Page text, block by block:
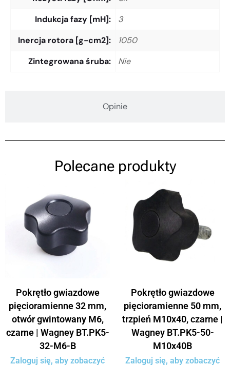
Opinie
Indukcja fazy [mH]
3
Inercja rotora [g-cm2]
1050
Zintegrowana śruba
Nie
Polecane produkty
Pokrętło gwiazdowe
pięcioramienne 32 mm,
otwór gwintowany M6,
czarne | Wagney BT.PK5-
32-M6-B
Zaloguj się, aby zobaczyć
Pokrętło gwiazdowe
pięcioramienne 50 mm,
trzpień M10x40, czarne |
Wagney BT.PK5-50-
M10x40B
Zaloguj się, aby zobaczyć